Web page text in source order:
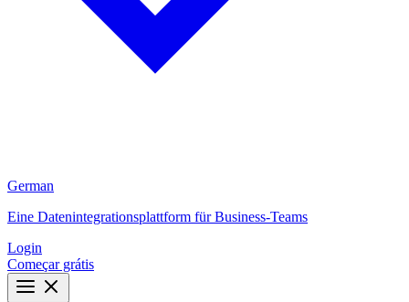
German
Eine Datenintegrationsplattform für Business-Teams
Login
Começar grátis